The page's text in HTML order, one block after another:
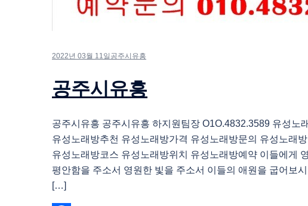
2022년 03월 11일 공주시유흥
공주시유흥
공주시유흥 공주시유흥 하지원팀장 O1O.4832.3589 유성노
유성노래방추천 유성노래방가격 유성노래방문의 유성노래
유성노래방코스 유성노래방위치 유성노래방예약 이들에게
평안함을 주소서 영원한 빛을 주소서 이들의 애원을 굽어보
[…]